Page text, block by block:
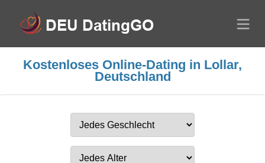
Kostenloses Online-Dating in Lollar,
Deutschland